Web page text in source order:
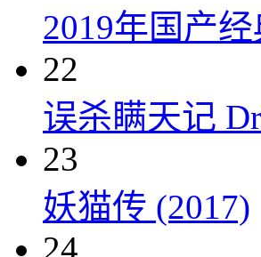
2019年国产
22
误杀瞒天记
23
妖猫传 (2017)
24